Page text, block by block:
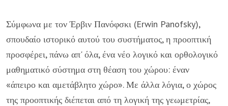
Σύμφωνα με τον Έρβιν Πανόφσκι (Erwin Panofsky),
σπουδαίο ιστορικό αυτού του συστήματος, η προοπτική
προσφέρει, πάνω απ' όλα, ένα νέο λογικό και ορθολογικό
μαθηματικό σύστημα στη θέαση του χώρου: έναν
«άπειρο και αμετάβλητο χώρο». Με άλλα λόγια, ο χώρος
της προοπτικής διέπεται από τη λογική της γεωμετρίας,